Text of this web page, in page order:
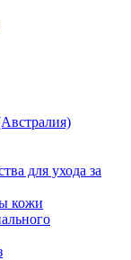
для ухода за
кожи